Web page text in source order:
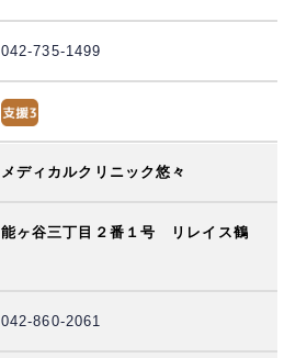
042-735-1499
メディカルクリニック悠々
能ヶ谷三丁目２番１号 リレイス鶴
042-860-2061